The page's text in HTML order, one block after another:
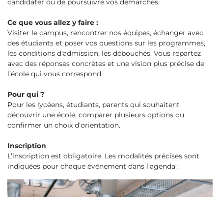
candidater ou de poursuivre vos démarches.
Ce que vous allez y faire :
Visiter le campus, rencontrer nos équipes, échanger avec
des étudiants et poser vos questions sur les programmes,
les conditions d'admission, les débouchés. Vous repartez
avec des réponses concrètes et une vision plus précise de
l’école qui vous correspond.
Pour qui ?
Pour les lycéens, étudiants, parents qui souhaitent
découvrir une école, comparer plusieurs options ou
confirmer un choix d’orientation.
Inscription
L’inscription est obligatoire. Les modalités précises sont
indiquées pour chaque événement dans l’agenda :